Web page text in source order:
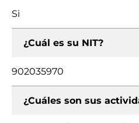
Si
¿Cuál es su NIT?
902035970
¿Cuáles son sus